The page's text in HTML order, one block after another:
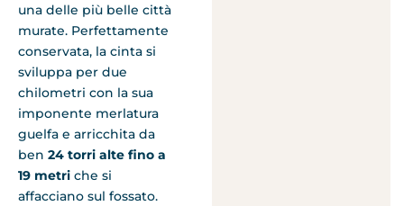
una delle più belle città
murate. Perfettamente
conservata, la cinta si
sviluppa per due
chilometri con la sua
imponente merlatura
guelfa e arricchita da
ben 24 torri alte fino a
19 metri che si
affacciano sul fossato.